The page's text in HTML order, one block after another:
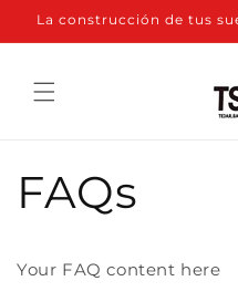
directamente
al contenido
La construcción de tus
FAQs
Your FAQ content here